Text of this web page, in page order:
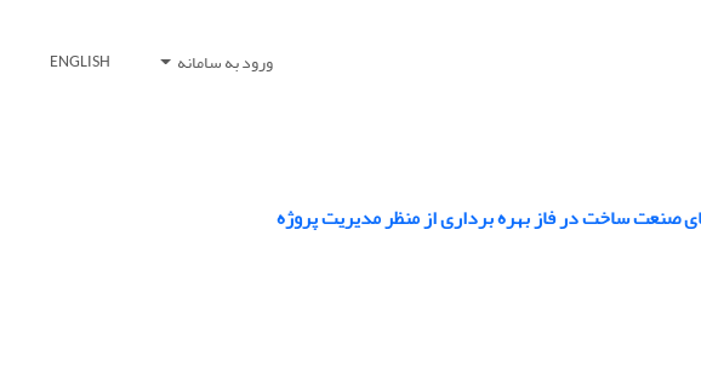
ورود به سامانه ENGLISH
صنعت ساخت در فاز بهره برداری از منظر مدیریت پروژه